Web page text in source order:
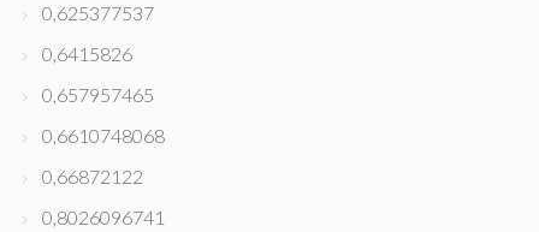
0,625377537
0,6415826
0,657957465
0,6610748068
0,66872122
0,8026096741